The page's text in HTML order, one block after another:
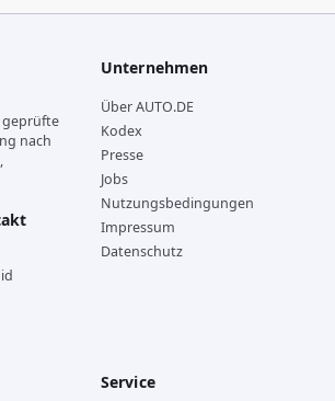
nach
Unternehmen
Über AUTO.DE
Kodex
Presse
Jobs
Nutzungsbedingungen
Impressum
Datenschutz
Service